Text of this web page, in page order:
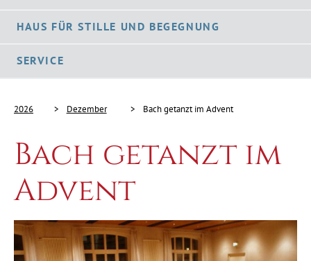
HAUS FÜR STILLE UND BEGEGNUNG
SERVICE
2026 Dezember Bach getanzt im Advent
Bach getanzt im
Advent